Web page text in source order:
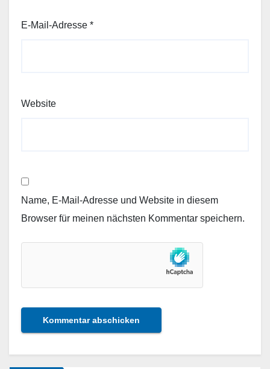
E-Mail-Adresse *
Website
Name, E-Mail-Adresse und Website in diesem
Browser für meinen nächsten Kommentar speichern.